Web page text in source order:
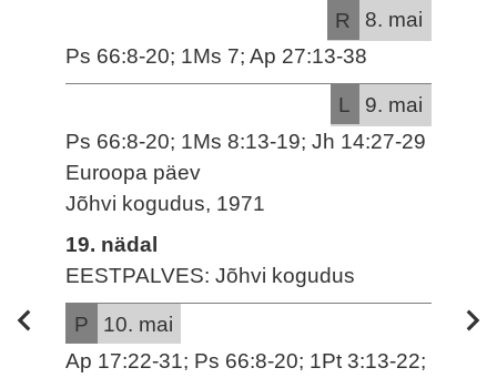
R
8. mai
Ps 66:8-20; 1Ms 7; Ap 27:13-38
L
9. mai
Ps 66:8-20; 1Ms 8:13-19; Jh 14:27-29
Euroopa päev
Jõhvi kogudus, 1971
19. nädal
EESTPALVES: Jõhvi kogudus
P
10. mai
Ap 17:22-31; Ps 66:8-20; 1Pt 3:13-22;